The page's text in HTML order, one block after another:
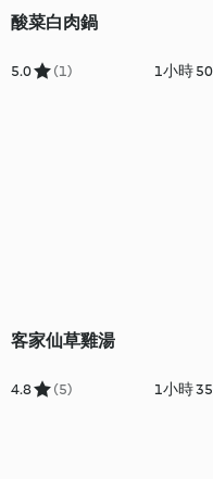
酸菜白肉鍋
5.0 (1) 1小時
客家仙草雞湯
4.8 (5) 1小時